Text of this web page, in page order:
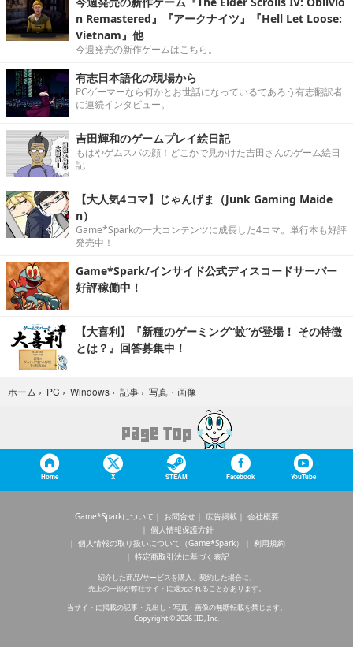
n Remastered』『アークナイツ』『Hell Let Loose:
Vietnam』他
今週発売の新作ゲームはこちら。
有志日本語化の現場から
PCゲーマーなら何かとお世話になっているであろう有志翻訳者
に連続インタビュー。
吉田輝和のゲームプレイ絵日記
もはやゲムスパの顔！どこかで見かけた吉田さんのゲーム絵日
記
【大人気4コマ】じゃんげま（Junk Gaming Maide
n）
Game*Sparkの一大コンテンツに成長した4コマ。単行本も好評
発売中！
Game*Spark/インサイド公式ディスコードサーバー
好評稼働中！
【大喜利】『新種のゲーミング“蚊”が登場！ その特徴
とは？』回答募集中！
ホーム › PC › Windows › 記事 › 写真・画像
Home X STEAM Facebook YouTube
Game*Sparkについて お問合せ 広告掲載
会社概要
個人情報保護方針
個人情報の取り扱いについて（Game*Spark）
利用規約
特定商取引法に基づく表記
紹介した商品/サービスを購入、契約した場合に、
売上の一部が弊社サイトに還元されることがあります。
当サイトに掲載の記事・見出し・写真・画像の無断転載を禁じます。
Copyright © 2026 IID, Inc.